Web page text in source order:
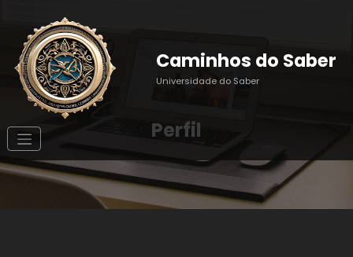
conteúdo
Caminhos do Saber
Universidade do Saber
Perfil